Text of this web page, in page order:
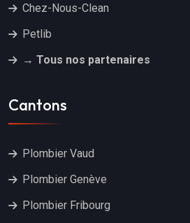
Chez-Nous-Clean
Petlib
→ Tous nos partenaires
Cantons
Plombier Vaud
Plombier Genève
Plombier Fribourg